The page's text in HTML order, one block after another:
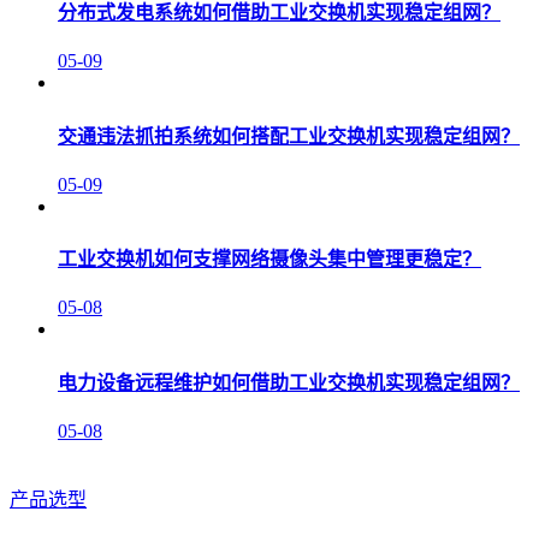
分布式发电系统如何借助工业交换机实现稳定组网？
05-09
交通违法抓拍系统如何搭配工业交换机实现稳定组网？
05-09
工业交换机如何支撑网络摄像头集中管理更稳定？
05-08
电力设备远程维护如何借助工业交换机实现稳定组网？
05-08
产品选型